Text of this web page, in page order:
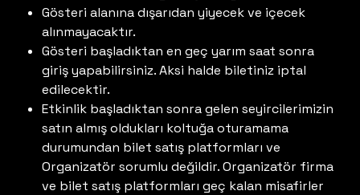
Gösteri alanına dışarıdan yiyecek ve içecek
alınmayacaktır.
Gösteri başladıktan en geç yarım saat sonra
giriş yapabilirsiniz. Aksi halde biletiniz iptal
edilecektir.
Etkinlik başladıktan sonra gelen seyircilerimizin
satın almış oldukları koltuğa oturamama
durumundan bilet satış platformları ve
Organizatör sorumlu değildir. Organizatör firma
ve bilet satış platformları geç kalan misafirler